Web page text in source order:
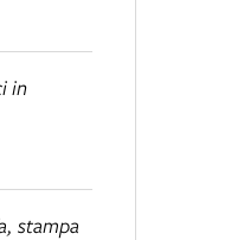
in
stampa